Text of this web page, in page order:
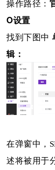
操作路径：
O设置
找到下图中
辑：
在弹窗中，
述将被用于